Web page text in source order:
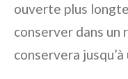
ouverte plus
conserver dans
conservera jusqu’à